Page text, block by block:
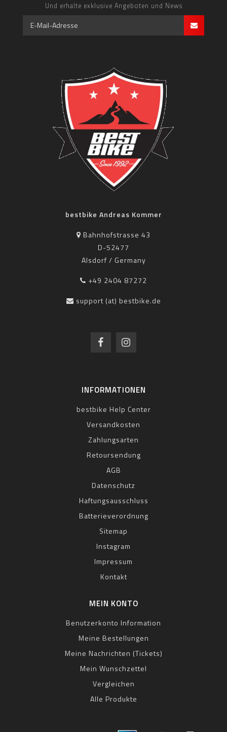
Und erhalte exklusive Angeboten und News
bestbike Andreas Kommer
Bahnhofstrasse 43
D-52477
Alsdorf / Germany
+49 2404 87272
support (at) bestbike.de
INFORMATIONEN
bestbike Help Center
Versandkosten
Zahlungsarten
Retoursendung
AGB
Datenschutz
Haftungsausschluss
Batterieverordnung
Sitemap
Instagram
Impressum
Kontakt
MEIN KONTO
Benutzerkonto Information
Meine Bestellungen
Meine Nachrichten (Tickets)
Mein Wunschzettel
Vergleichen
Alle Produkte